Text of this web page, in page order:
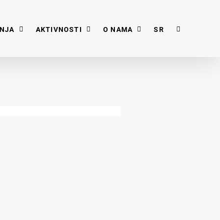
AKTIVNOSTI O NAMA SR